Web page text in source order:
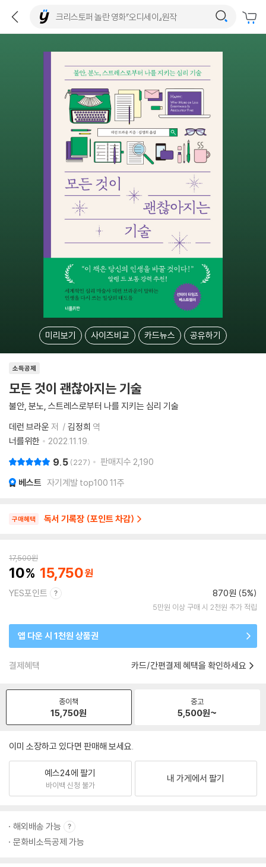
미리보기 사이즈비교 카드뉴스 공유하기
소득공제
모든 것이 괜찮아지는 기술
불안, 분노, 스트레스로부터 나를 지키는 심리 기술
데런 브라운 저 김정희 역
너를위한
2022.11.19.
9.5 227 판매지수 2,190
베스트 자기계발 top100 11주
구매혜택 독서 기록장 (포인트 차감)
17,500원
10 15,750
YES포인트 870원 (5%)
5만원 이상 구매 시 2천원 추가 적립
앱 다운 시 1천원 상품권
결제혜택 카드/간편결제 혜택을 확인하세요
종이책
15,750원
중고
5,500원~
이미 소장하고 있다면 판매해 보세요.
예스24에 팔기
바이백 신청 불가
내 가게에서 팔기
해외배송 가능
문화비소득공제 가능